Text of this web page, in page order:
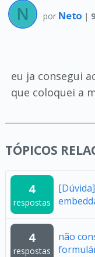
por Neto |
eu ja consegui
que coloquei a
TÓPICOS
4
respostas
4
respostas
não